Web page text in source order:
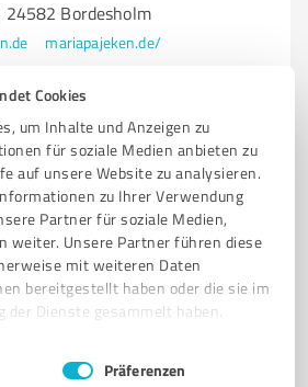
Cookies
um Inhalte und Anzeigen zu
für soziale Medien anbieten zu
auf unsere Website zu analysieren.
zu Ihrer Verwendung
Partner für soziale Medien,
weiter. Unsere Partner führen diese
mit weiteren Daten
bereitgestellt haben oder die sie im
der Dienste gesammelt haben.
Präferenzen
Bordesholm
mariapajeken.de/
5,00 / 5,00
(1 Quelle)